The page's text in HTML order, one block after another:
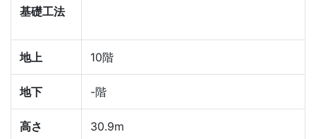
基礎工法
地上 10階
地下 -階
高さ 30.9m